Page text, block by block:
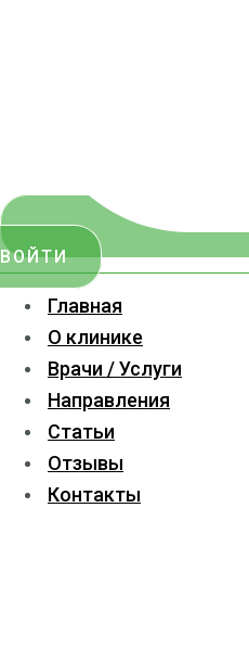
ВОЙТИ
Главная
О клинике
Врачи / Услуги
Направления
Статьи
Отзывы
Контакты